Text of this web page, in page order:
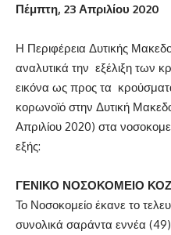
Πέμπτη, 23 Απριλίου 2020
Η Περιφέρεια Δυτικής
αναλυτικά την εξέλιξη των
εικόνα ως προς τα
κορωνοϊό στην Δυτική
Απριλίου 2020) στα
εξής:
ΓΕΝΙΚΟ ΝΟΣΟΚΟΜΕΙΟ
Το Νοσοκομείο έκανε το
συνολικά σαράντα εννέα